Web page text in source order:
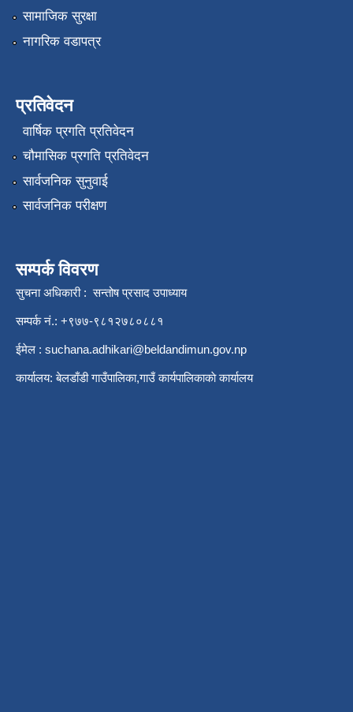
सामाजिक सुरक्षा
नागरिक वडापत्र
प्रतिवेदन
वार्षिक प्रगति प्रतिवेदन
चौमासिक प्रगति प्रतिवेदन
सार्वजनिक सुनुवाई
सार्वजनिक परीक्षण
सम्पर्क विवरण
सुचना अधिकारी : सन्तोष प्रसाद उपाध्याय
सम्पर्क नं.: +९७७-९८१२७८०८८१
ईमेल : suchana.adhikari@beldandimun.gov.np
कार्यालय: बेलडाँडी गाउँपालिका,गाउँ कार्यपालिकाकाे कार्यालय